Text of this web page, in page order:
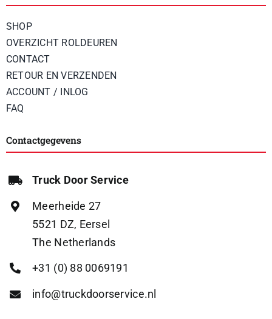
SHOP
OVERZICHT ROLDEUREN
CONTACT
RETOUR EN VERZENDEN
ACCOUNT / INLOG
FAQ
Contactgegevens
Truck Door Service
Meerheide 27
5521 DZ, Eersel
The Netherlands
+31 (0) 88 0069191
info@truckdoorservice.nl